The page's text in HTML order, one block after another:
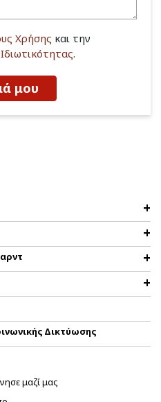
Χρήσης και την
.
μου
Δικτύωσης
μαζί μας